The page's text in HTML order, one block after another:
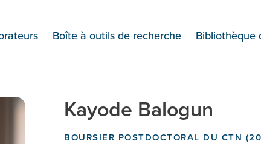
Boîte à outils de recherche Bibliothèque
Kayode Balogun
BOURSIER POSTDOCTORAL DU CTN